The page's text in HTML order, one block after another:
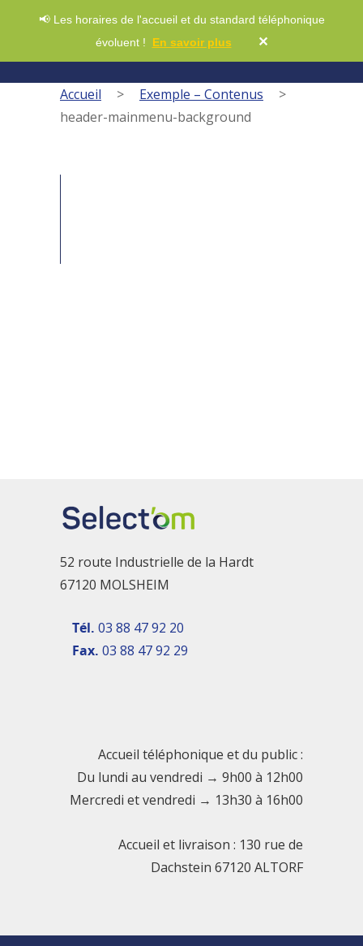
📢 Les horaires de l'accueil et du standard téléphonique
évoluent ! En savoir plus ✕
Accueil > Exemple – Contenus
>
header-mainmenu-background
52 route Industrielle de la Hardt
67120 MOLSHEIM
Tél. 03 88 47 92 20
Fax. 03 88 47 92 29
Accueil téléphonique et du public :
Du lundi au vendredi → 9h00 à 12h00
Mercredi et vendredi → 13h30 à 16h00
Accueil et livraison : 130 rue de
Dachstein 67120 ALTORF